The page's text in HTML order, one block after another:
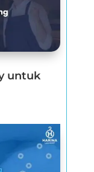
untuk